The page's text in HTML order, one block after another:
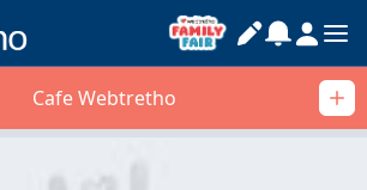
Cafe Webtretho